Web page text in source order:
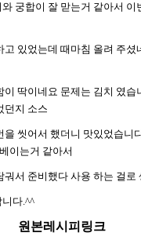
궁합이 잘 맏는거 같아서 이
고 있었는데 때마침 올려 주셨
이 딱이네요 문제는 김치 였습
던지 소스
을 씻어서 했더니 맛있었습니
이는거 같아서
궈서 준비했다 사용 하는 걸로
다.^^
원본레시피링크